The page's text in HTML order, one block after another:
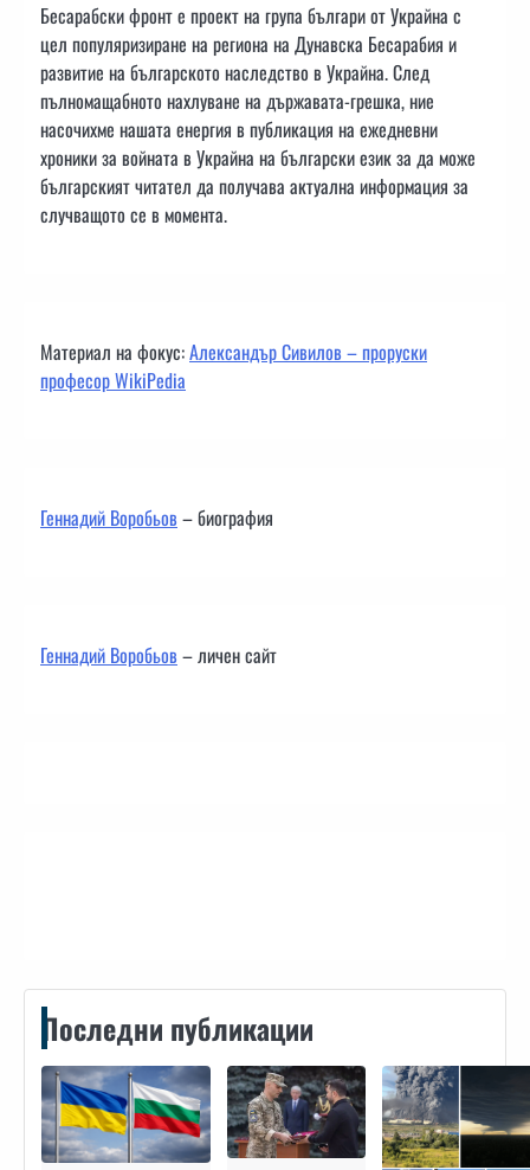
Бесарабски фронт е проект на група българи от Украйна с
цел популяризиране на региона на Дунавска Бесарабия и
развитие на българското наследство в Украйна. След
пълномащабното нахлуване на държавата-грешка, ние
насочихме нашата енергия в публикация на ежедневни
хроники за войната в Украйна на български език за да може
българският читател да получава актуална информация за
случващото се в момента.
Материал на фокус:Александър Сивилов – проруски
професор WikiPedia
Геннадий Воробьов– биография
Геннадий Воробьов– личен сайт
Последни публикации